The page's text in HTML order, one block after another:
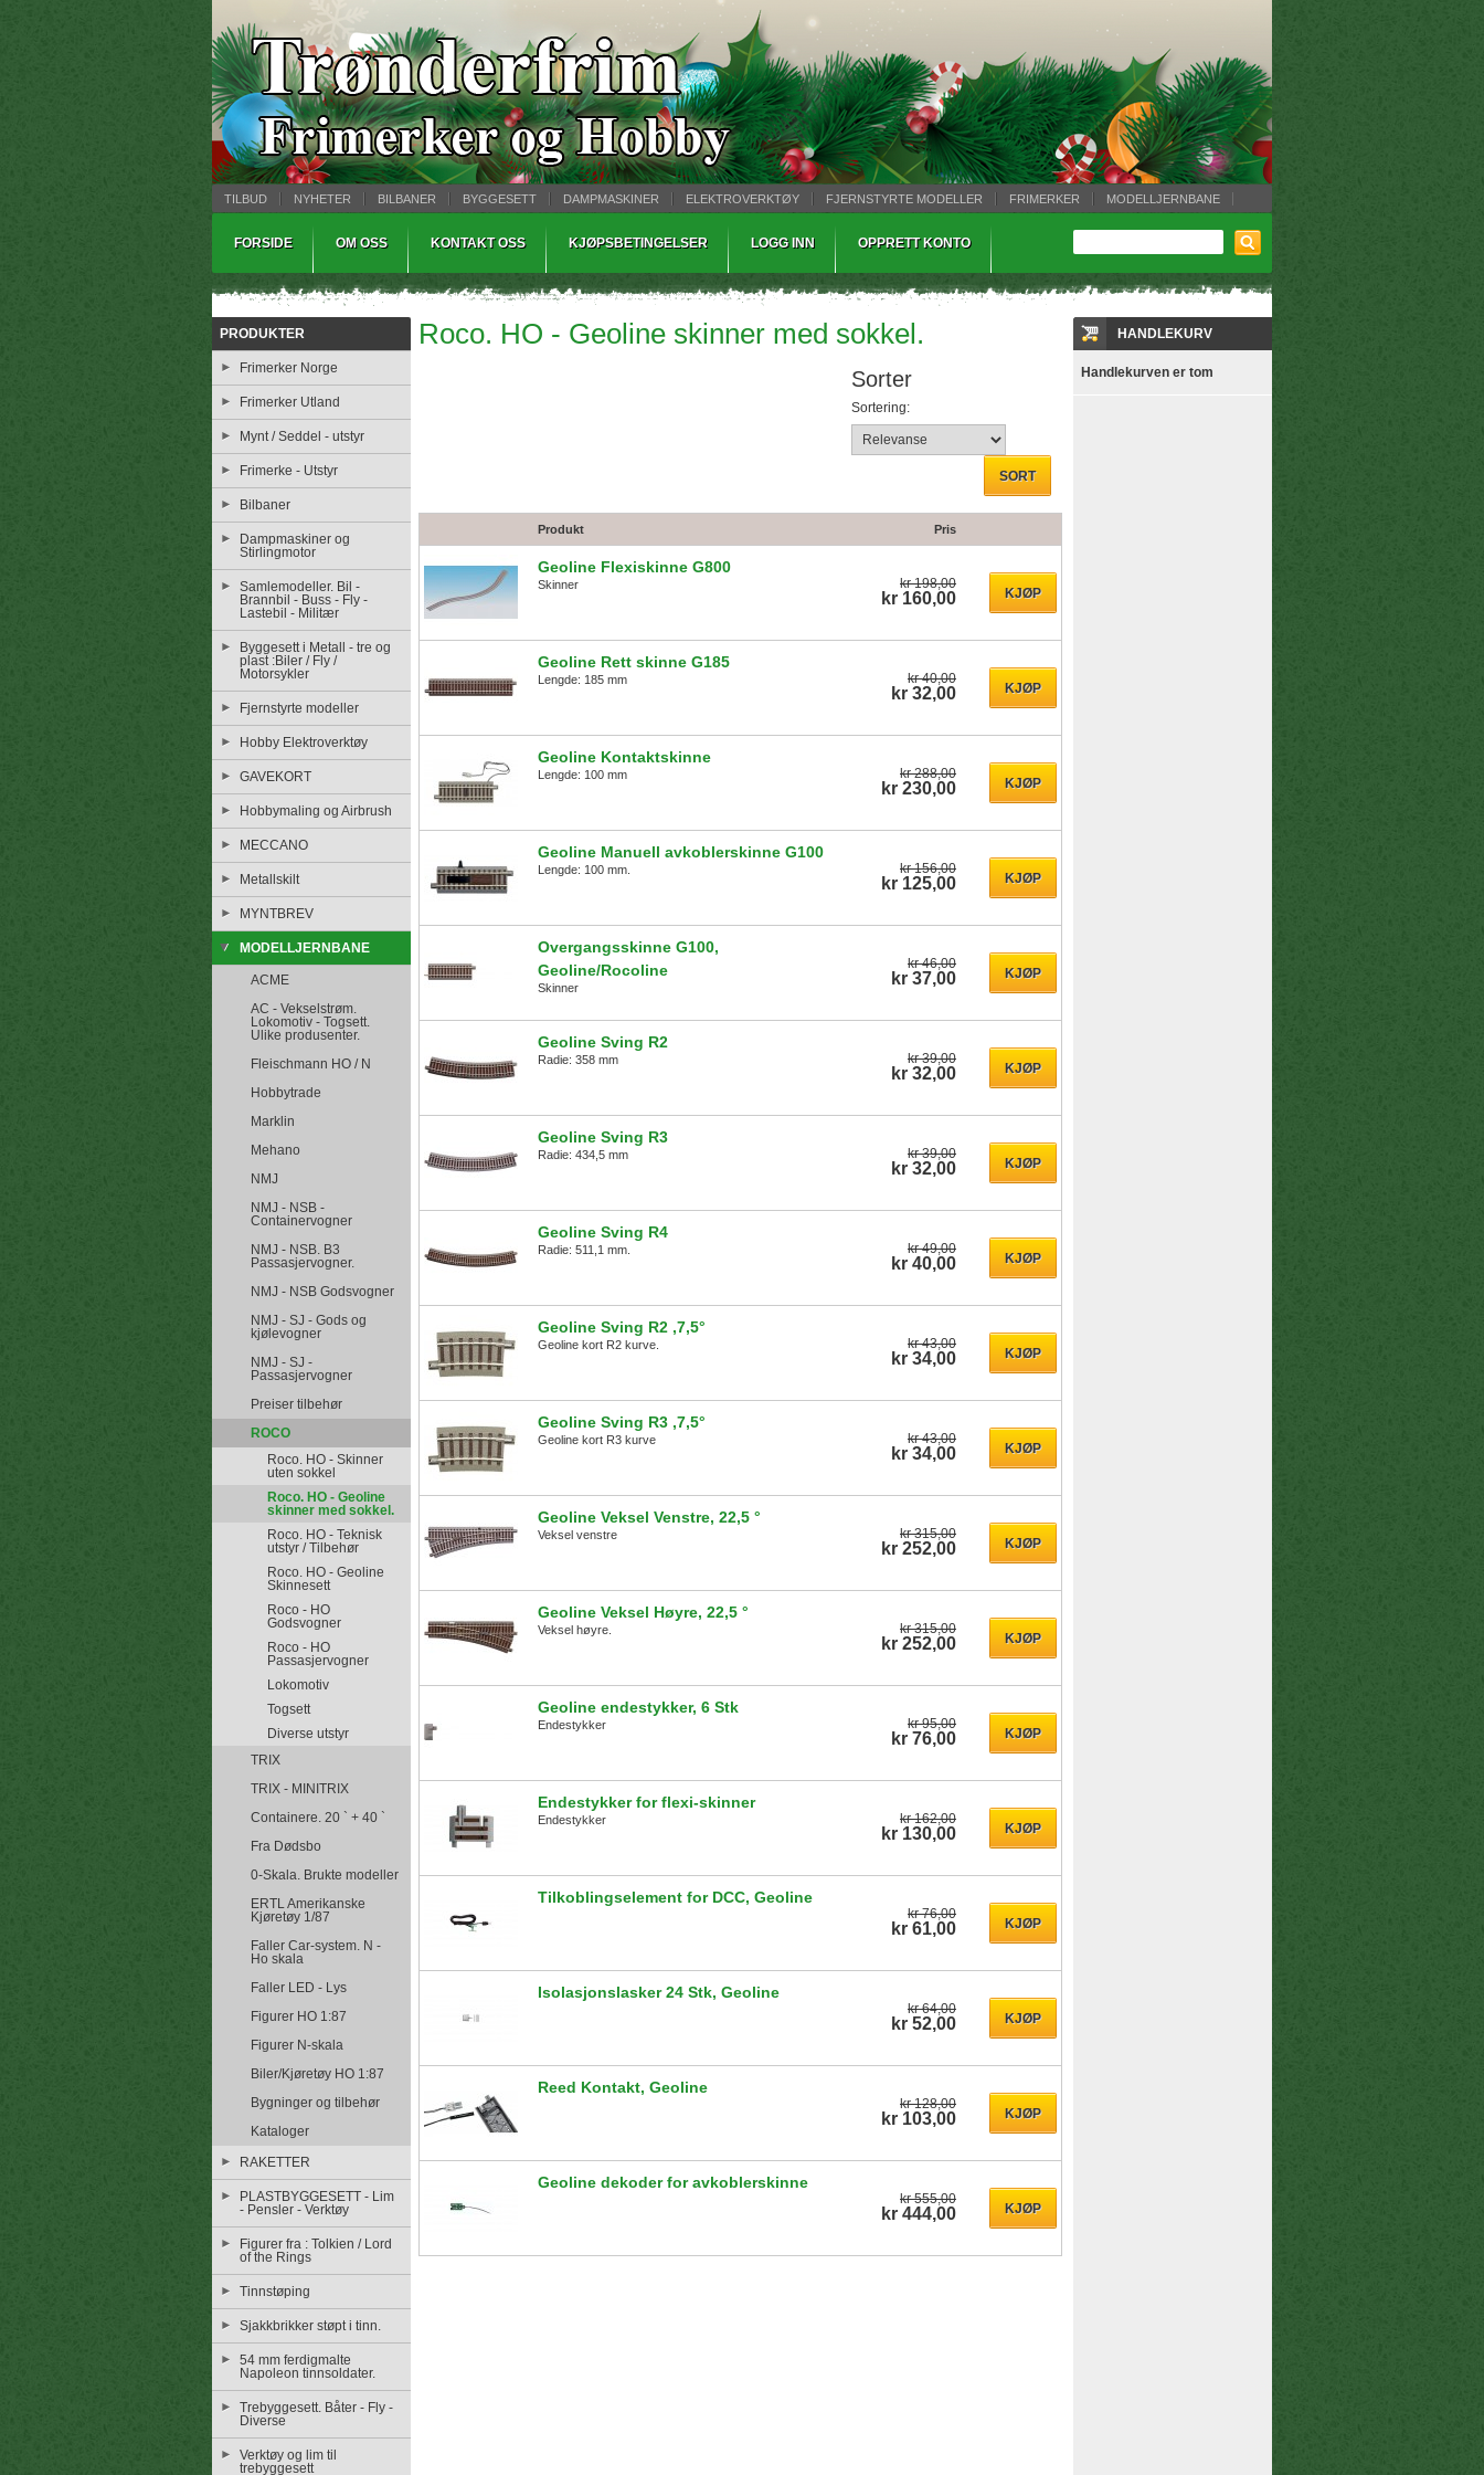
TILBUD NYHETER BILBANER BYGGESETT DAMPMASKINER ELEKTROVERKTØY FJERNSTYRTE MODELLER FRIMERKER
MODELLJERNBANE
FORSIDE OM OSS KONTAKT OSS KJØPSBETINGELSER LOGG INN OPPRETT KONTO
PRODUKTER
Frimerker Norge
Frimerker Utland
Mynt / Seddel - utstyr
Frimerke - Utstyr
Bilbaner
Dampmaskiner og
Stirlingmotor
Samlemodeller. Bil -
Brannbil - Buss - Fly -
Lastebil - Militær
Byggesett i Metall - tre og
plast :Biler / Fly /
Motorsykler
Fjernstyrte modeller
Hobby Elektroverktøy
GAVEKORT
Hobbymaling og Airbrush
MECCANO
Metallskilt
MYNTBREV
MODELLJERNBANE
ACME
AC - Vekselstrøm.
Lokomotiv - Togsett.
Ulike produsenter.
Fleischmann HO / N
Hobbytrade
Marklin
Mehano
NMJ
NMJ - NSB -
Containervogner
NMJ - NSB. B3
Passasjervogner.
NMJ - NSB Godsvogner
NMJ - SJ - Gods og
kjølevogner
NMJ - SJ -
Passasjervogner
Preiser tilbehør
ROCO
Roco. HO - Skinner
uten sokkel
Roco. HO - Geoline
skinner med sokkel.
Roco. HO - Teknisk
utstyr / Tilbehør
Roco. HO - Geoline
Skinnesett
Roco - HO
Godsvogner
Roco - HO
Passasjervogner
Lokomotiv
Togsett
Diverse utstyr
TRIX
TRIX - MINITRIX
Containere. 20 ` + 40 `
Fra Dødsbo
0-Skala. Brukte modeller
ERTL Amerikanske
Kjøretøy 1/87
Faller Car-system. N -
Ho skala
Faller LED - Lys
Figurer HO 1:87
Figurer N-skala
Biler/Kjøretøy HO 1:87
Bygninger og tilbehør
Kataloger
RAKETTER
PLASTBYGGESETT - Lim
- Pensler - Verktøy
Figurer fra : Tolkien / Lord
of the Rings
Tinnstøping
Sjakkbrikker støpt i tinn.
54 mm ferdigmalte
Napoleon tinnsoldater.
Trebyggesett. Båter - Fly -
Diverse
Verktøy og lim til
trebyggesett
Roco. HO - Geoline skinner med sokkel.
Sorter
Sortering:
Produkt Pris
Geoline Flexiskinne G800
Skinner kr 198,00
kr 160,00
Geoline Rett skinne G185
Lengde: 185 mm kr 40,00
kr 32,00
Geoline Kontaktskinne
Lengde: 100 mm kr 288,00
kr 230,00
Geoline Manuell avkoblerskinne G100
Lengde: 100 mm. kr 156,00
kr 125,00
Overgangsskinne G100,
Geoline/Rocoline
Skinner
kr 46,00
kr 37,00
Geoline Sving R2
Radie: 358 mm kr 39,00
kr 32,00
Geoline Sving R3
Radie: 434,5 mm kr 39,00
kr 32,00
Geoline Sving R4
Radie: 511,1 mm. kr 49,00
kr 40,00
Geoline Sving R2 ,7,5°
Geoline kort R2 kurve. kr 43,00
kr 34,00
Geoline Sving R3 ,7,5°
Geoline kort R3 kurve kr 43,00
kr 34,00
Geoline Veksel Venstre, 22,5 °
Veksel venstre kr 315,00
kr 252,00
Geoline Veksel Høyre, 22,5 °
Veksel høyre. kr 315,00
kr 252,00
Geoline endestykker, 6 Stk
Endestykker kr 95,00
kr 76,00
Endestykker for flexi-skinner
Endestykker kr 162,00
kr 130,00
Tilkoblingselement for DCC, Geoline
kr 76,00
kr 61,00
Isolasjonslasker 24 Stk, Geoline
kr 64,00
kr 52,00
Reed Kontakt, Geoline
kr 128,00
kr 103,00
Geoline dekoder for avkoblerskinne
kr 555,00
kr 444,00
HANDLEKURV
Handlekurven er tom